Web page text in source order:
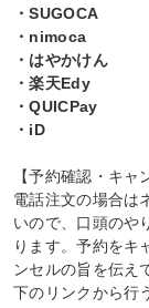
・SUGOCA
・nimoca
・はやかけん
・楽天Edy
・QUICPay
・iD
【予約確認・キャ
電話注文の場合は
いので、口頭のや
ります。予約をキ
ンセルの旨を伝え
下のリンクから行